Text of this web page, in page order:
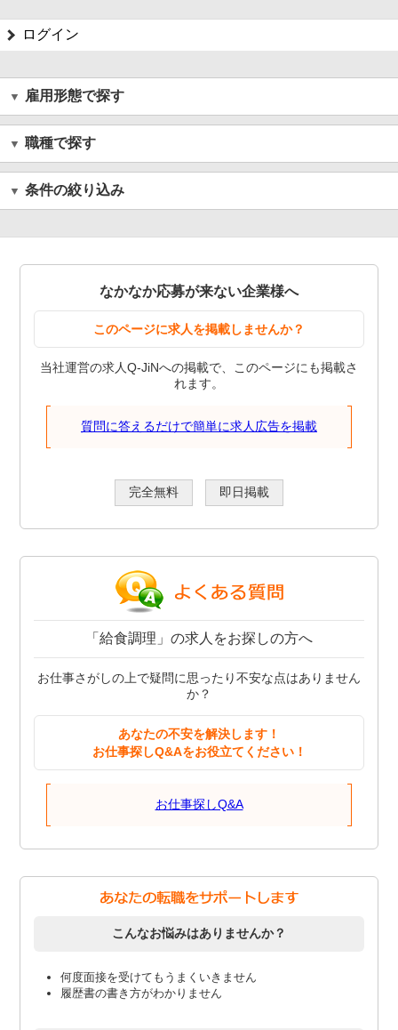
ログイン
雇用形態で探す
職種で探す
条件の絞り込み
なかなか応募が来ない企業様へ
このページに求人を掲載しませんか？
当社運営の求人Q-JiNへの掲載で、このページにも掲載さ
れます。
質問に答えるだけで簡単に求人広告を掲載
完全無料 即日掲載
「給食調理」の求人をお探しの方へ
お仕事さがしの上で疑問に思ったり不安な点はありません
か？
あなたの不安を解決します！
お仕事探しQ&Aをお役立てください！
お仕事探しQ&A
こんなお悩みはありませんか？
何度面接を受けてもうまくいきません
履歴書の書き方がわかりません